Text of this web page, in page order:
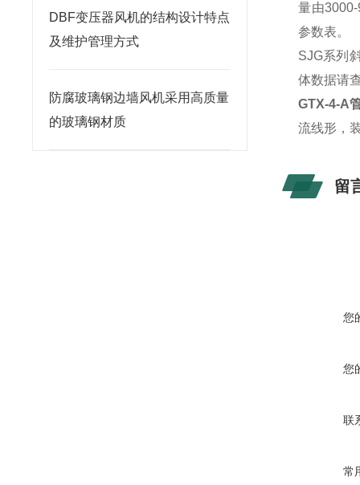
DBF变压器风机的结构设计特点
及维护管理方式
防腐玻璃钢边墙风机采用高质量
的玻璃钢材质
量由
参数表。
SJG系列
体数据请
GTX-4-A
流线形，
留
您
您
联
常